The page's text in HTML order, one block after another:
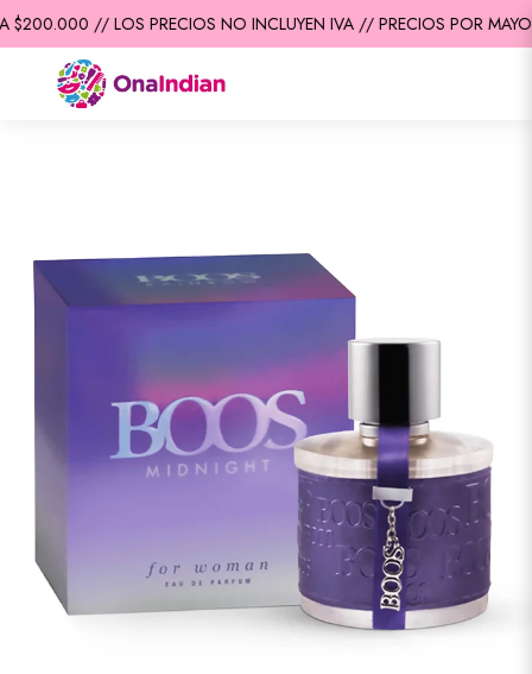
// LOS PRECIOS NO INCLUYEN IVA // PRECIOS POR